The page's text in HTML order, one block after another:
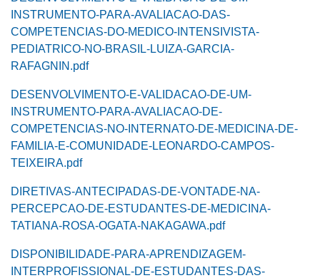
INSTRUMENTO-PARA-AVALIACAO-DAS-
COMPETENCIAS-DO-MEDICO-INTENSIVISTA-
PEDIATRICO-NO-BRASIL-LUIZA-GARCIA-
RAFAGNIN.pdf
DESENVOLVIMENTO-E-VALIDACAO-DE-UM-
INSTRUMENTO-PARA-AVALIACAO-DE-
COMPETENCIAS-NO-INTERNATO-DE-MEDICINA-DE-
FAMILIA-E-COMUNIDADE-LEONARDO-CAMPOS-
TEIXEIRA.pdf
DIRETIVAS-ANTECIPADAS-DE-VONTADE-NA-
PERCEPCAO-DE-ESTUDANTES-DE-MEDICINA-
TATIANA-ROSA-OGATA-NAKAGAWA.pdf
DISPONIBILIDADE-PARA-APRENDIZAGEM-
INTERPROFISSIONAL-DE-ESTUDANTES-DAS-